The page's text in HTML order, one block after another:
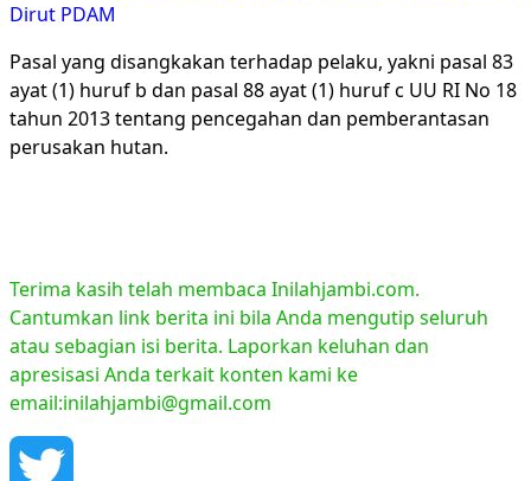
Dirut PDAM
Pasal yang disangkakan terhadap pelaku, yakni pasal 83
ayat (1) huruf b dan pasal 88 ayat (1) huruf c UU RI No 18
tahun 2013 tentang pencegahan dan pemberantasan
perusakan hutan.
Terima kasih telah membaca Inilahjambi.com.
Cantumkan link berita ini bila Anda mengutip seluruh
atau sebagian isi berita. Laporkan keluhan dan
apresisasi Anda terkait konten kami ke
email:inilahjambi@gmail.com